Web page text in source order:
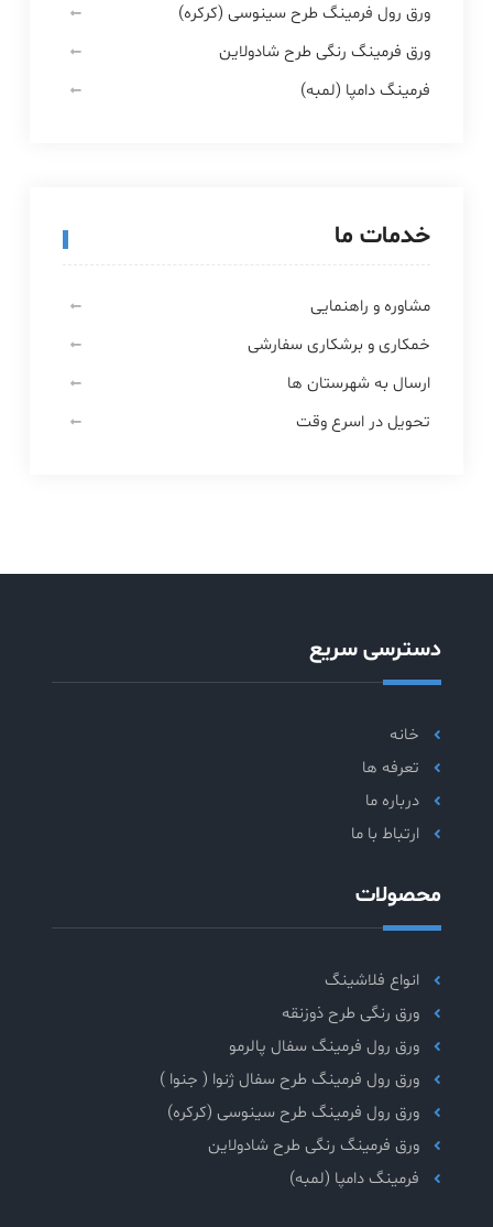
ورق رول فرمینگ طرح سینوسی (کرکره)
ورق فرمینگ رنگی طرح شادولاین
فرمینگ دامپا (لمبه)
خدمات ما
مشاوره و راهنمایی
خمکاری و برشکاری سفارشی
ارسال به شهرستان ها
تحویل در اسرع وقت
دسترسی سریع
خانه
تعرفه ها
درباره ما
ارتباط با ما
محصولات
انواع فلاشینگ
ورق رنگی طرح ذوزنقه
ورق رول فرمینگ سفال پالرمو
ورق رول فرمینگ طرح سفال ژنوا ( جنوا )
ورق رول فرمینگ طرح سینوسی (کرکره)
ورق فرمینگ رنگی طرح شادولاین
فرمینگ دامپا (لمبه)